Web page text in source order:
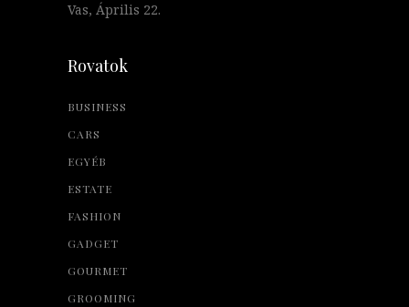
Vas, Április 22.
Rovatok
BUSINESS
CARS
EGYÉB
ESTATE
FASHION
GADGET
GOURMET
GROOMING